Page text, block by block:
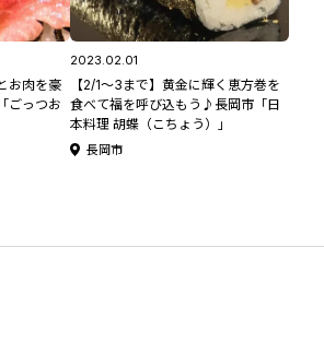
お肉を豪
ごっつお
2023.02.01
【2/1～3まで】黄金に輝く恵方巻を
食べて福を呼び込もう♪長岡市「日
本料理 胡蝶（こちょう）」
長岡市